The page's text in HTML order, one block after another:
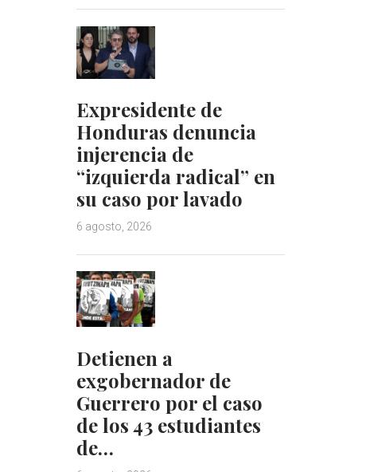
Expresidente de
Honduras denuncia
injerencia de
“izquierda radical” en
su caso por lavado
6 agosto, 2026
Detienen a
exgobernador de
Guerrero por el caso
de los 43 estudiantes
de…